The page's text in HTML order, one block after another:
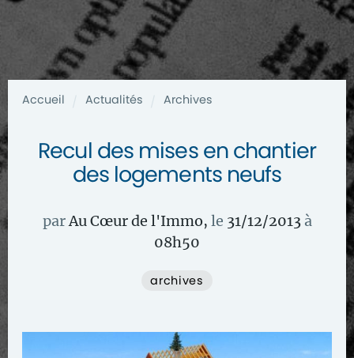
Accueil Actualités Archives
Recul des mises en chantier
des logements neufs
parAu Cœur de l'Immo, le 31/12/2013 à
08h50
archives